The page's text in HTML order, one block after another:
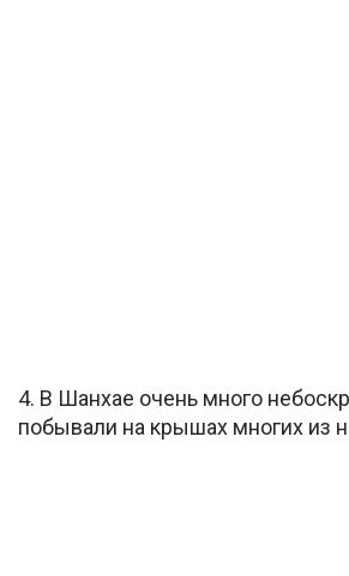
4. В Шанхае очень много
побывали на крышах многих из